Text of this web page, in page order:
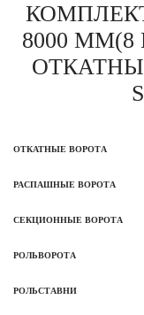
8000
ОТКАТНЫЕ ВОРОТА
РАСПАШНЫЕ ВОРОТА
СЕКЦИОННЫЕ ВОРОТА
РОЛЬВОРОТА
РОЛЬСТАВНИ